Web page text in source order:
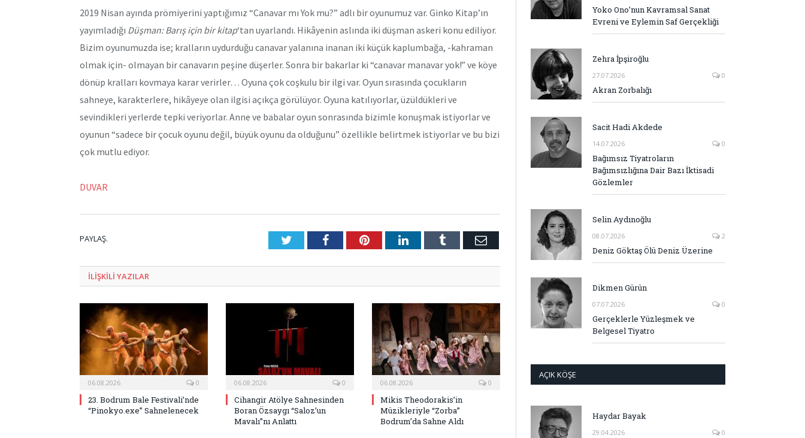
2019 Nisan ayında prömiyerini yaptığımız “Canavar mı Yok mu?” adlı bir oyunumuz var. Ginko Kitap’ın
yayımladığı Düşman: Barış için bir kitap‘tan uyarlandı. Hikâyenin aslında iki düşman askeri konu ediliyor.
Bizim oyunumuzda ise; kralların uydurduğu canavar yalanına inanan iki küçük kaplumbağa, -kahraman
olmak için- olmayan bir canavarın peşine düşerler. Sonra bir bakarlar ki “canavar manavar yok!” ve köye
dönüp kralları kovmaya karar verirler… Oyuna çok coşkulu bir ilgi var. Oyun sırasında çocukların
sahneye, karakterlere, hikâyeye olan ilgisi açıkça görülüyor. Oyuna katılıyorlar, üzüldükleri ve
sevindikleri yerlerde tepki veriyorlar. Anne ve babalar oyun sonrasında bizimle konuşmak istiyorlar ve
oyunun “sadece bir çocuk oyunu değil, büyük oyunu da olduğunu” özellikle belirtmek istiyorlar ve bu bizi
çok mutlu ediyor.
DUVAR
PAYLAŞ. TwitterFacebookPinterestLinkedInTumblr E-
ILIŞKILI YAZILAR
06.08.2026 0
23. Bodrum Bale Festivali’nde
“Pinokyo.exe” Sahnelenecek
06.08.2026 0
Cihangir Atölye Sahnesinden
Boran Özsaygı “Saloz’un
Mavalı”nı Anlattı
06.08.2026 0
Mikis Theodorakis’in
Müzikleriyle “Zorba”
Bodrum’da Sahne Aldı
Yoko Ono’nun Kavramsal Sanat
Evreni ve Eylemin Saf Gerçekliği
Zehra İpşiroğlu
27.07.2026 0
Akran Zorbalığı
Sacit Hadi Akdede
14.07.2026 0
Bağımsız Tiyatroların
Bağımsızlığına Dair Bazı İktisadi
Gözlemler
Selin Aydınoğlu
08.07.2026 2
Deniz Göktaş Ölü Deniz Üzerine
Dikmen Gürün
07.07.2026 0
Gerçeklerle Yüzleşmek ve
Belgesel Tiyatro
AÇIK KÖŞE
Haydar Bayak
29.04.2026 0